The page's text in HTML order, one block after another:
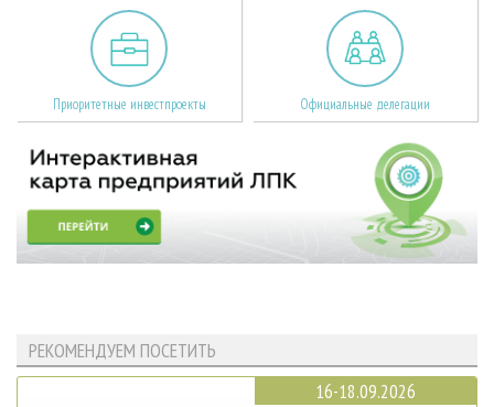
Приоритетные инвестпроекты Официальные делегации
РЕКОМЕНДУЕМ ПОСЕТИТЬ
16-18.09.2026